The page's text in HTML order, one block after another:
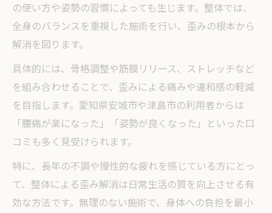
の使い方や姿勢の習慣によっても生じます。整体では、
全身のバランスを重視した施術を行い、歪みの根本から
解消を図ります。
具体的には、骨格調整や筋膜リリース、ストレッチなど
を組み合わせることで、歪みによる痛みや違和感の軽減
を目指します。愛知県安城市や津島市の利用者からは
「腰痛が楽になった」「姿勢が良くなった」といった口
コミも多く見受けられます。
特に、長年の不調や慢性的な疲れを感じている方にとっ
て、整体による歪み解消は日常生活の質を向上させる有
効な方法です。無理のない施術で、身体への負担を最小